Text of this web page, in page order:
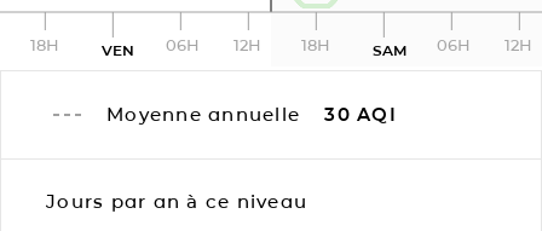
18H VEN 06H 12H 18H SAM 06H 12H
Moyenne annuelle 30 AQI
Jours par an à ce niveau